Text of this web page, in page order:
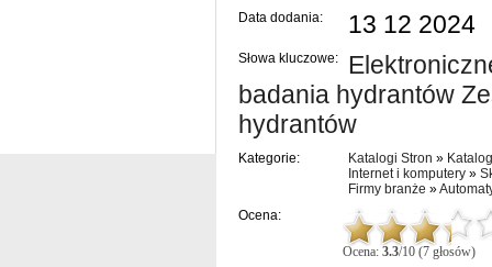
Data dodania: 13 12 2024
Słowa kluczowe:
badania hydrantów
hydrantów
Kategorie: Katalogi Stron »
Internet i komputery »
Firmy branże »
Ocena:
Ocena: 3.3/10 (7 głosów)